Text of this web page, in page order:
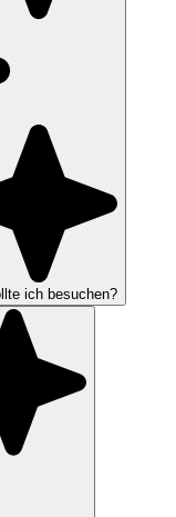
ich besuchen?